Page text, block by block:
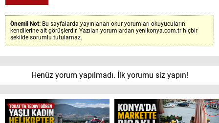
Önemli Not: Bu sayfalarda yayınlanan okur yorumları okuyucuların
kendilerine ait görüşlerdir. Yazılan yorumlardan yenikonya.com.tr hiçbir
şekilde sorumlu tutulamaz.
Henüz yorum yapılmadı. İlk yorumu siz yapın!